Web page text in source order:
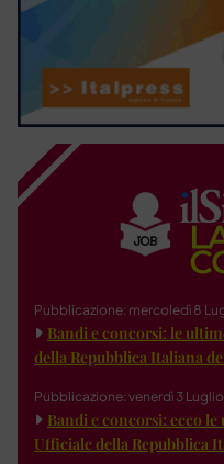
Pubblicazione: mercoledì 8
Bandi e concorsi: le
della Repubblica Italiana
Pubblicazione: venerdì 3
Bandi e concorsi: ecco
Ufficiale della Repubblica